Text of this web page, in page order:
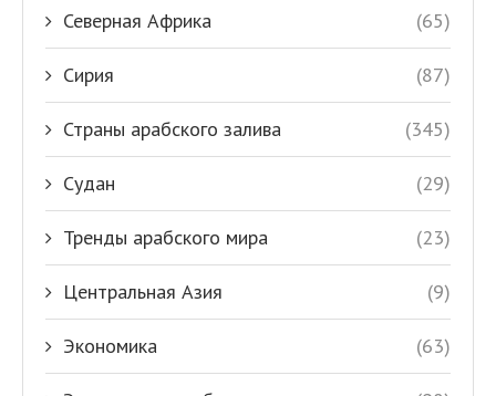
Северная Африка (65)
Сирия (87)
Страны арабского залива (345)
Судан (29)
Тренды арабского мира (23)
Центральная Азия (9)
Экономика (63)